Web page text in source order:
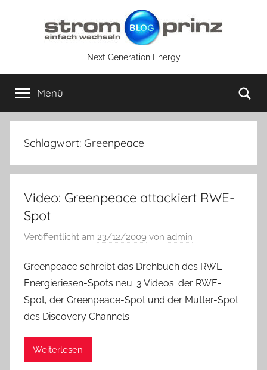
Next Generation Energy
Menü
Schlagwort: Greenpeace
Video: Greenpeace attackiert RWE-
Spot
Veröffentlicht am 23/12/2009 von admin
Greenpeace schreibt das Drehbuch des RWE
Energieriesen-Spots neu. 3 Videos: der RWE-
Spot, der Greenpeace-Spot und der Mutter-Spot
des Discovery Channels
Weiterlesen